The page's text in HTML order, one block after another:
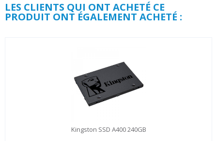
LES CLIENTS QUI ONT ACHETÉ CE
PRODUIT ONT ÉGALEMENT ACHETÉ :
Kingston SSD A400 240GB